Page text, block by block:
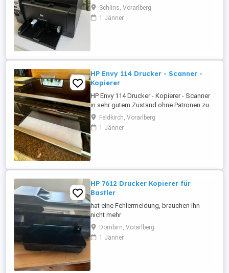
Scanner Kopierer Farbsystem 4-farbig, 4x
Einzeltoner Verbrauchsmaterial HP 126A
Drucken 600x600dpi - 16 4 S min (A4)
Schlins, Vorarlberg
1 Jänner
HP Envy 114 Drucker - Scanner -
Kopierer
HP Envy 114 Drucker - Kopierer - Scanner
in sehr gutem Zustand ohne Patronen zu
verkaufen. Wireless. FP 25,
Feldkirch, Vorarlberg
1 Jänner
HP 7612 Drucker Kopierer für
Bastler
hat eine Fehlermeldung, brauchen ihn
nicht mehr
Dornbirn, Vorarlberg
1 Jänner